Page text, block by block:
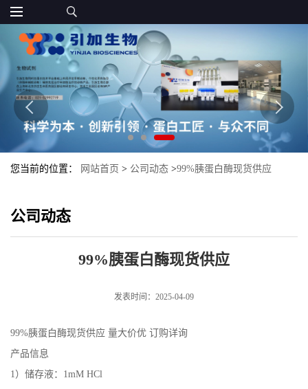
您当前的位置： 网站首页 > 公司动态 >99%胰蛋白酶现货供应
公司动态
99%胰蛋白酶现货供应
发表时间：2025-04-09
99%胰蛋白酶现货供应 量大价优 订购详询
产品信息
1）储存液：1mM HCl